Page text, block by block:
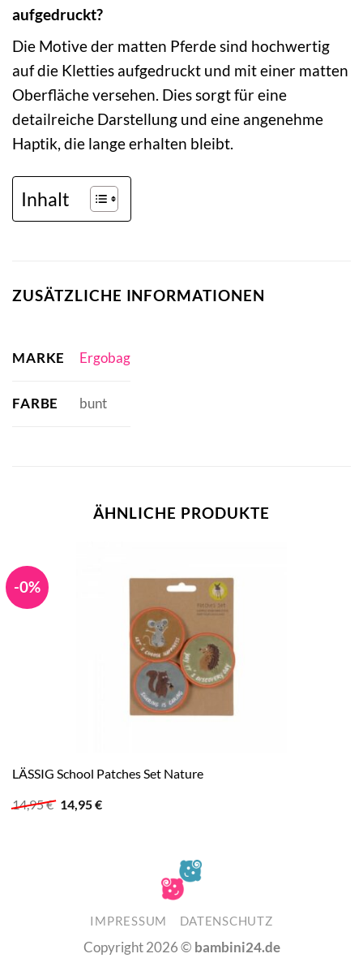
aufgedruckt?
Die Motive der matten Pferde sind hochwertig
auf die Kletties aufgedruckt und mit einer matten
Oberfläche versehen. Dies sorgt für eine
detailreiche Darstellung und eine angenehme
Haptik, die lange erhalten bleibt.
Inhalt
ZUSÄTZLICHE INFORMATIONEN
MARKE Ergobag
FARBE bunt
ÄHNLICHE PRODUKTE
-0%
LÄSSIG School Patches Set Nature
14,95€ Ursprünglicher
Preis
14,95€Aktueller
IMPRESSUM DATENSCHUTZ
Copyright 2026 © bambini24.de